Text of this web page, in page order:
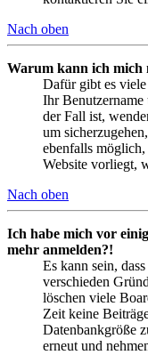
Nach oben
Warum kann ich mich
Dafür gibt es
Ihr
der Fall ist,
um
ebenfalls
Website vorliegt,
Nach oben
Ich habe mich vor
mehr anmelden?!
Es kann sein,
verschieden
löschen viele
Zeit keine
Datenbankgröße
erneut und